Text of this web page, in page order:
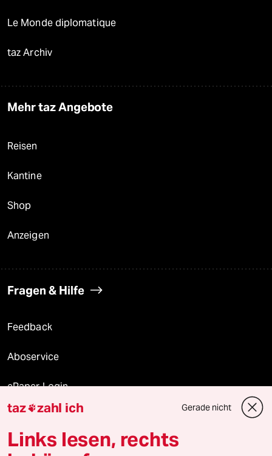
Le Monde diplomatique
taz Archiv
Mehr taz Angebote
Reisen
Kantine
Shop
Anzeigen
Fragen & Hilfe
Feedback
Aboservice
ePaper Login
Downloads für Abonnierende
taz zahl ich Gerade nicht
Links lesen, rechts